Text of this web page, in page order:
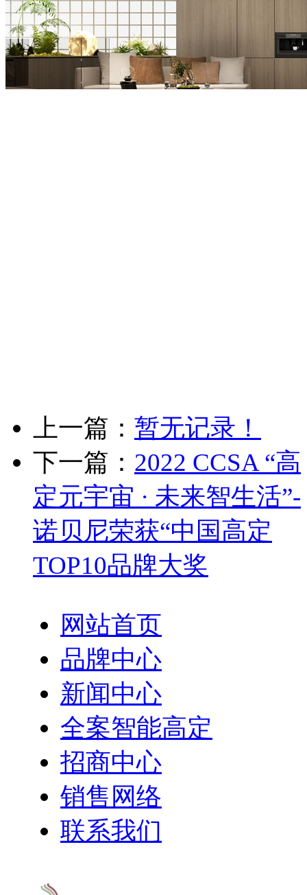
上一篇： 暂无记录！
下一篇： 2022 CCSA “高
定元宇宙 · 未来智生活”-
诺贝尼荣获“中国高定
TOP10品牌大奖
网站首页
品牌中心
新闻中心
全案智能高定
招商中心
销售网络
联系我们